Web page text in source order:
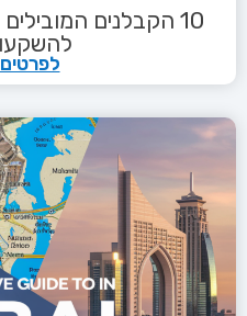
10 הקבלנים